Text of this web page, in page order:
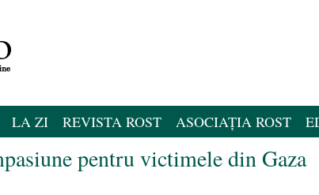
LA ZI REVISTA ROST ASOCIAȚIA ROST
pentru victimele din Gaza